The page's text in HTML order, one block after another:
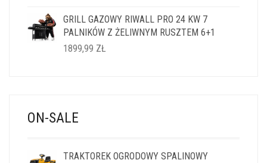
GRILL GAZOWY RIWALL PRO 24 KW 7
PALNIKÓW Z ŻELIWNYM RUSZTEM 6+1
1899,99 ZŁ
ON-SALE
TRAKTOREK OGRODOWY SPALINOWY